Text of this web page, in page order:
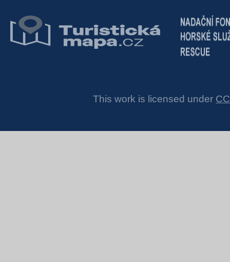
This work is licensed under